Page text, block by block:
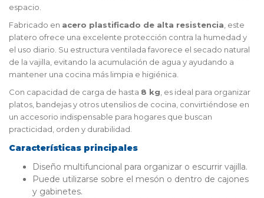
espacio.
Fabricado en acero plastificado de alta resistencia, este
platero ofrece una excelente protección contra la humedad y
el uso diario. Su estructura ventilada favorece el secado natural
de la vajilla, evitando la acumulación de agua y ayudando a
mantener una cocina más limpia e higiénica.
Con capacidad de carga de hasta 8 kg, es ideal para organizar
platos, bandejas y otros utensilios de cocina, convirtiéndose en
un accesorio indispensable para hogares que buscan
practicidad, orden y durabilidad.
Características principales
Diseño multifuncional para organizar o escurrir vajilla.
Puede utilizarse sobre el mesón o dentro de cajones
y gabinetes.